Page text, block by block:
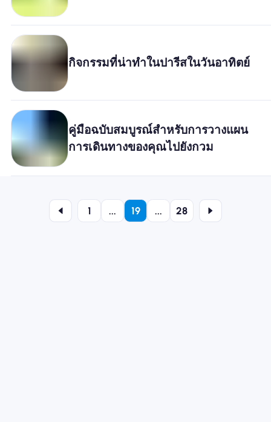
กิจกรรมที่น่าทำในปารีสในวันอาทิตย์
คู่มือฉบับสมบูรณ์สำหรับการวางแผน
การเดินทางของคุณไปยังกวม
1 ... 19 ... 28